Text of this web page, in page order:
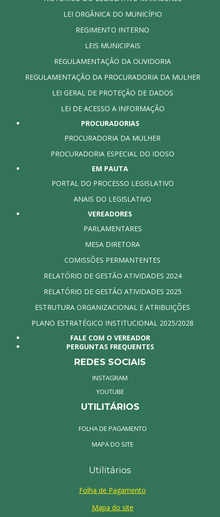
LEI ORGÂNICA DO MUNICÍPIO
REGIMENTO INTERNO
LEIS MUNICIPAIS
REGULAMENTAÇÃO DA OUVIDORIA
REGULAMENTAÇÃO DA PROCURADORIA DA MULHER
LEI GERAL DE PROTEÇÃO DE DADOS
LEI DE ACESSO A INFORMAÇÃO
PROCURADORIAS
PROCURADORIA DA MULHER
PROCURADORIA ESPECIAL DO IDOSO
EM PAUTA
PORTAL DO PROCESSO LEGISLATIVO
ANAIS DO LEGISLATIVO
VEREADORES
PARLAMENTARES
MESA DIRETORA
COMISSÕES PERMANTENTES
RELATÓRIO DE GESTÃO ATIVIDADES 2024
RELATÓRIO DE GESTÃO ATIVIDADES 2025
ESTRUTURA ORGANIZACIONAL E ATRIBUIÇÕES
PLANO ESTRATÉGICO INSTITUCIONAL 2025/2028
FALE COM O VEREADOR
PERGUNTAS FREQUENTES
REDES SOCIAIS
INSTAGRAM
YOUTUBE
UTILITÁRIOS
FOLHA DE PAGAMENTO
MAPA DO SITE
Utilitários
Folha de Pagamento
Mapa do site